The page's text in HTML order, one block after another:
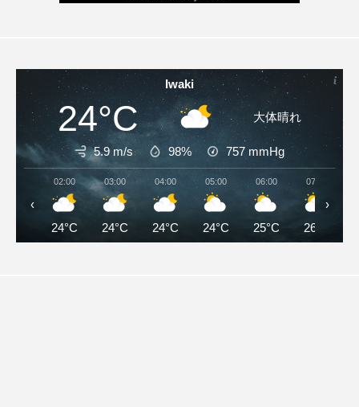
Iwaki
24°C 大体晴れ
5.9 m/s 98% 757 mmHg
02:00
24°C
03:00
24°C
04:00
24°C
05:00
24°C
06:00
25°C
07:00
26°C
‹ ›